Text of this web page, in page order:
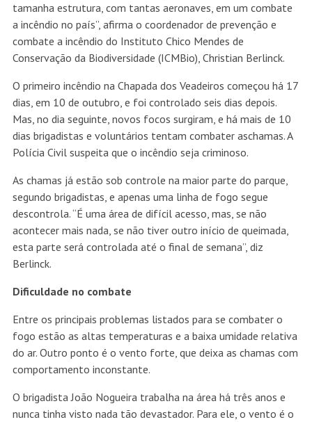
tamanha estrutura, com tantas aeronaves, em um combate
a incêndio no país”, afirma o coordenador de prevenção e
combate a incêndio do Instituto Chico Mendes de
Conservação da Biodiversidade (ICMBio), Christian Berlinck.
O primeiro incêndio na Chapada dos Veadeiros começou há 17
dias, em 10 de outubro, e foi controlado seis dias depois.
Mas, no dia seguinte, novos focos surgiram, e há mais de 10
dias brigadistas e voluntários tentam combater aschamas. A
Polícia Civil suspeita que o incêndio seja criminoso.
As chamas já estão sob controle na maior parte do parque,
segundo brigadistas, e apenas uma linha de fogo segue
descontrola. “É uma área de difícil acesso, mas, se não
acontecer mais nada, se não tiver outro início de queimada,
esta parte será controlada até o final de semana”, diz
Berlinck.
Dificuldade no combate
Entre os principais problemas listados para se combater o
fogo estão as altas temperaturas e a baixa umidade relativa
do ar. Outro ponto é o vento forte, que deixa as chamas com
comportamento inconstante.
O brigadista João Nogueira trabalha na área há três anos e
nunca tinha visto nada tão devastador. Para ele, o vento é o